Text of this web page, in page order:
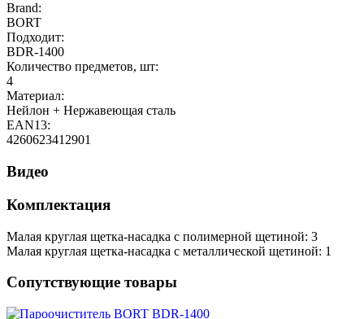
Brand:
BORT
Подходит:
BDR-1400
Количество предметов, шт:
4
Материал:
Нейлон + Нержавеющая сталь
EAN13:
4260623412901
Видео
Комплектация
Малая круглая щетка-насадка с полимерной щетиной: 3
Малая круглая щетка-насадка с металлической щетиной: 1
Сопутствующие товары